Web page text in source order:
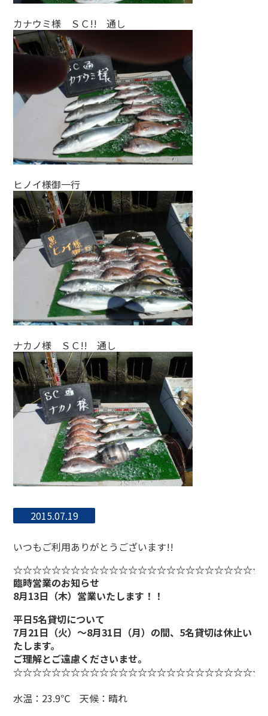
カナウミ様 ＳＣ!! 通し
ヒノイ様御一行
ナカノ様 ＳＣ!! 通し
2015.07.19
いつもご利用ありがとうございます!!
臨時営業のお知らせ
8月13日（木）営業いたします！！
平日5名貸切について
7月21日（火）～8月31日（月）の間、5名貸切は休止い
たします。
ご理解とご遠慮くださいませ。
水温：23.9℃ 天候：晴れ